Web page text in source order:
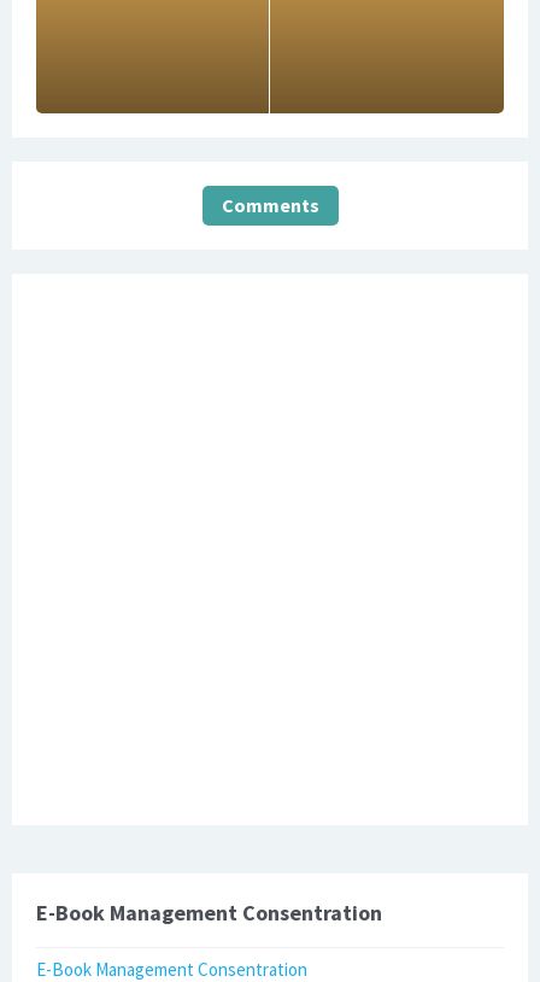
Comments
E-Book Management Consentration
E-Book Management Consentration